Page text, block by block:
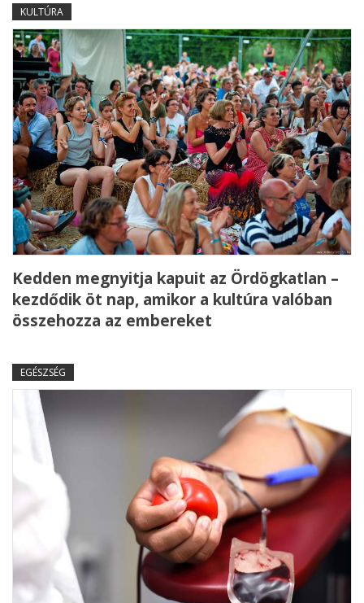
KULTÚRA
Kedden megnyitja kapuit az Ördögkatlan –
kezdődik öt nap, amikor a kultúra valóban
összehozza az embereket
EGÉSZSÉG